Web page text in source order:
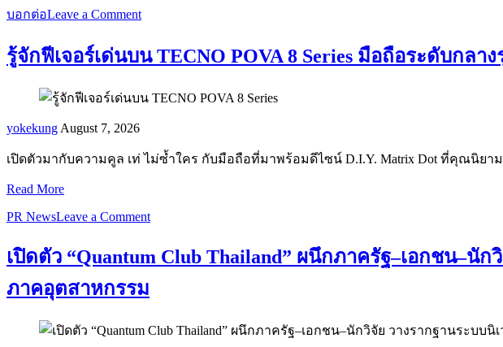
บอกต่อLeave a Comment
รู้จักฟีเจอร์เด่นบน TECNO POVA 8 Series มือถือระดับกลา
yokekung August 7, 2026
เปิดตัวมากับความคูล เท่ ไม่ซ้ำใคร กับมือถือที่มาพร้อมดีไซน์ D.I.Y. Matrix Dot ที่คุณนิยาม
Read More
PR NewsLeave a Comment
เปิดตัว “Quantum Club Thailand” ผนึกภาครัฐ–เอกชน–นั
ภาคอุตสาหกรรม